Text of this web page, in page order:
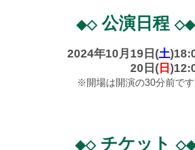
◆◇公演日程 ◇◆
2024年10月19日(土
20日( 日
※開場は開演の30分前です
◆◇チケット